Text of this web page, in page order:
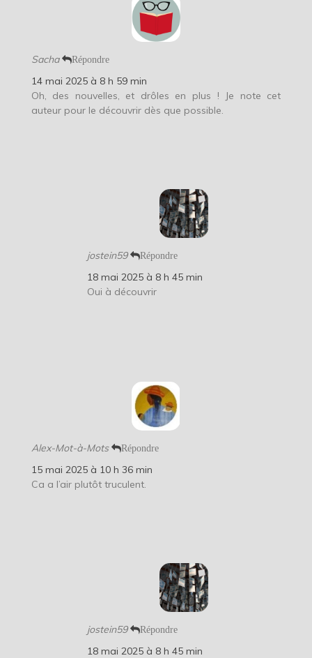
Sacha Répondre
14 mai 2025 à 8 h 59 min
Oh, des nouvelles, et drôles en plus ! Je note cet
auteur pour le découvrir dès que possible.
jostein59 Répondre
18 mai 2025 à 8 h 45 min
Oui à découvrir
Alex-Mot-à-Mots Répondre
15 mai 2025 à 10 h 36 min
Ca a l’air plutôt truculent.
jostein59 Répondre
18 mai 2025 à 8 h 45 min